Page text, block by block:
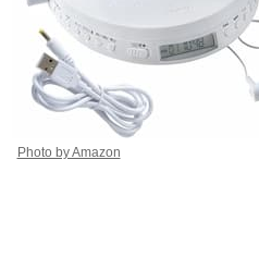
Amazonで見る
オーム(OHM)
AudioCommポ
ータブルCDラ
ジオ RCR-875Z
Photo by Amazon